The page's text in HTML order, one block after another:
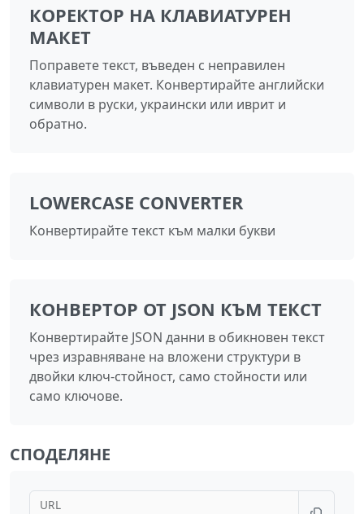
КОРЕКТОР НА КЛАВИАТУРЕН
МАКЕТ
Поправете текст, въведен с неправилен
клавиатурен макет. Конвертирайте английски
символи в руски, украински или иврит и
обратно.
LOWERCASE CONVERTER
Конвертирайте текст към малки букви
КОНВЕРТОР ОТ JSON КЪМ ТЕКСТ
Конвертирайте JSON данни в обикновен текст
чрез изравняване на вложени структури в
двойки ключ-стойност, само стойности или
само ключове.
СПОДЕЛЯНЕ
URL